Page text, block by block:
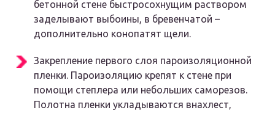
бетонной стене быстросохнущим раствором
заделывают выбоины, в бревенчатой –
дополнительно конопатят щели.
Закрепление первого слоя пароизоляционной
пленки. Пароизоляцию крепят к стене при
помощи степлера или небольших саморезов.
Полотна пленки укладываются внахлест,